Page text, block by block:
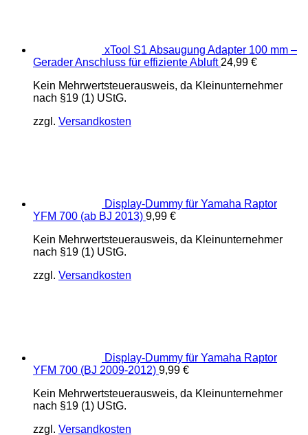
xTool S1 Absaugung Adapter 100 mm –
Gerader Anschluss für effiziente Abluft 24,99 €
Kein Mehrwertsteuerausweis, da Kleinunternehmer
nach §19 (1) UStG.
zzgl. Versandkosten
Display-Dummy für Yamaha Raptor
YFM 700 (ab BJ 2013) 9,99 €
Kein Mehrwertsteuerausweis, da Kleinunternehmer
nach §19 (1) UStG.
zzgl. Versandkosten
Display-Dummy für Yamaha Raptor
YFM 700 (BJ 2009-2012) 9,99 €
Kein Mehrwertsteuerausweis, da Kleinunternehmer
nach §19 (1) UStG.
zzgl. Versandkosten